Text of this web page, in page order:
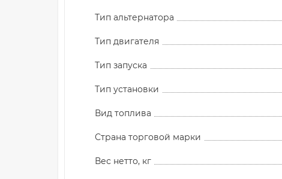
Тип альтернатора
Тип двигателя
Тип запуска
Тип установки
Вид топлива
Страна торговой марки
Вес нетто, кг